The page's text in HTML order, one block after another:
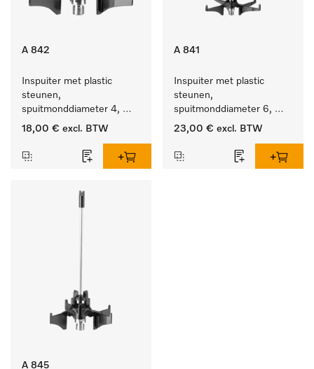
A 842
Inspuiter met plastic
steunen,
spuitmonddiameter 4,
lengte 90 mm, 1 stuk
18,00 € excl. BTW
A 841
Inspuiter met plastic
steunen,
spuitmonddiameter 6,
lengte 210 mm, 1 stuk
23,00 € excl. BTW
A 845